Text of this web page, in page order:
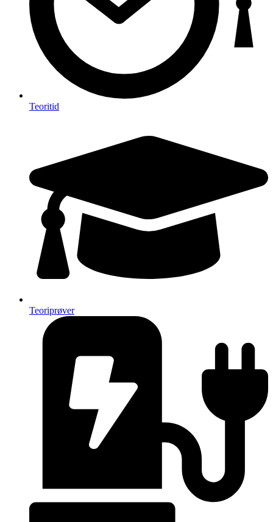
Teoritid
Teoriprøver